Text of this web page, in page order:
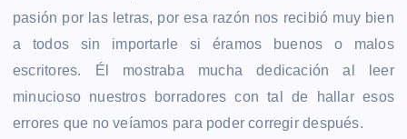
pasión por las letras, por esa razón nos recibió muy bien
a todos sin importarle si éramos buenos o malos
escritores. Él mostraba mucha dedicación al leer
minucioso nuestros borradores con tal de hallar esos
errores que no veíamos para poder corregir después.